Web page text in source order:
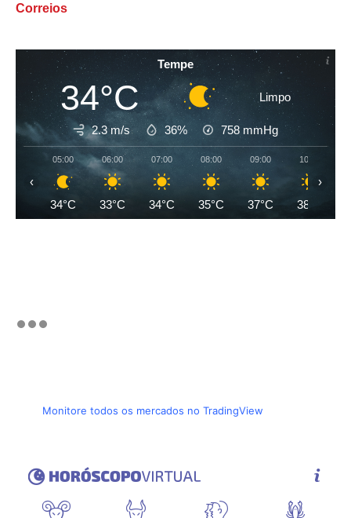
Correios
Tempe
34°C Limpo
2.3 m/s 36% 758 mmHg
05:00
34°C
06:00
33°C
07:00
34°C
08:00
35°C
09:00
37°C
10:00
38°C
‹ ›
Monitore todos os mercados no TradingView